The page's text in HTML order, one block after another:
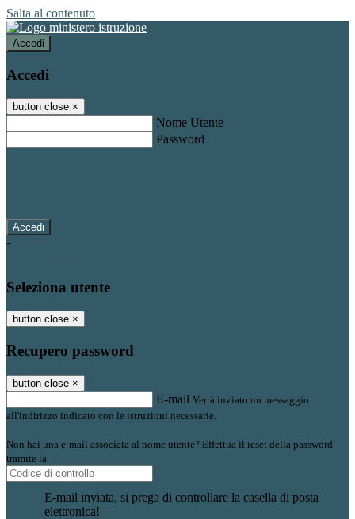
Salta al contenuto
Accedi
Accedi
button close ×
Nome Utente
Password
-
Seleziona utente
button close ×
Recupero password
button close ×
E-mail Verrà inviato un messaggio
all'indirizzo indicato con le istruzioni necessarie.
Non hai una e-mail associata al nome utente? Effettua il reset della password
tramite la
E-mail inviata, si prega di controllare la casella di posta
elettronica!